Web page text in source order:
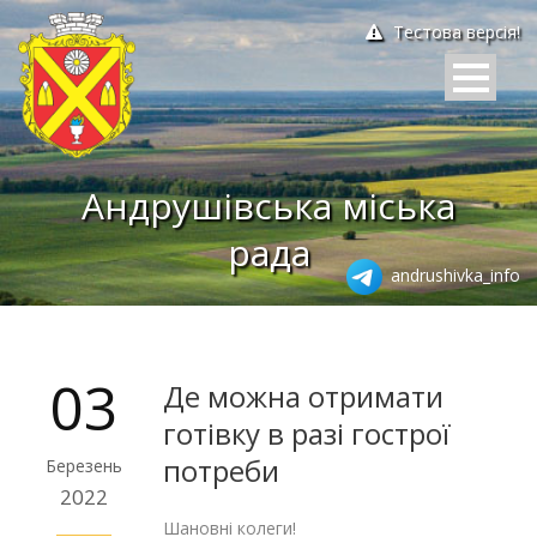
Тестова версія!
Андрушівська міська
рада
andrushivka_info
03
Березень
2022
Де можна отримати
готівку в разі гострої
потреби
Шановні колеги!